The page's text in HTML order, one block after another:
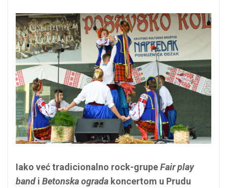
Iako već tradicionalno rock-grupeFair play
bandi Betonska ograda koncertom u Prudu